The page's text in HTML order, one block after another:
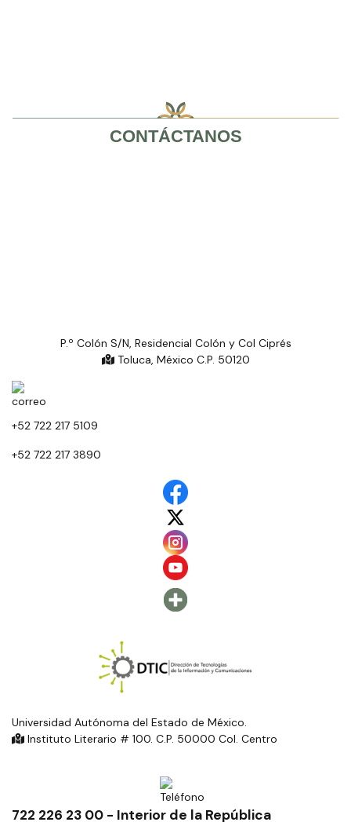
CONTÁCTANOS
P.º Colón S/N, Residencial Colón y Col Ciprés
Toluca, México C.P. 50120
+52 722 217 5109
+52 722 217 3890
Universidad Autónoma del Estado de México.
Instituto Literario # 100. C.P. 50000 Col. Centro
722 226 23 00 - Interior de la República